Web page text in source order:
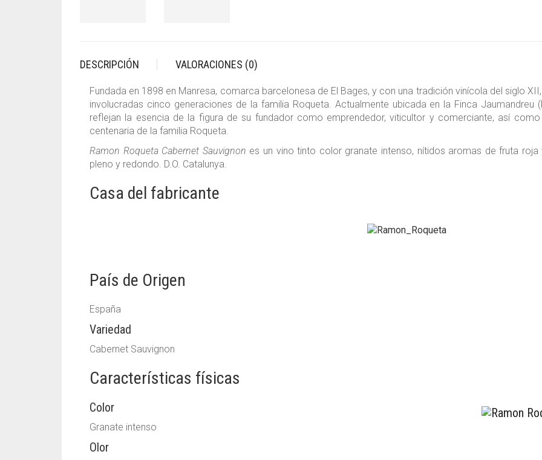
DESCRIPCIÓN VALORACIONES (0)
Fundada en 1898 en Manresa, comarca barcelonesa de El Bages, y con una tradición vinícola del siglo
involucradas cinco generaciones de la familia Roqueta. Actualmente ubicada en la Finca Jaumandreu
reflejan la esencia de la figura de su fundador como emprendedor, viticultor y comerciante, así
centenaria de la familia Roqueta.
Ramon Roqueta Cabernet Sauvignon es un vino tinto color granate intenso, nítidos aromas de fruta
pleno y redondo. D.O. Catalunya.
Casa del fabricante
País de Origen
España
Variedad
Cabernet Sauvignon
Características físicas
Color
Granate intenso
Olor